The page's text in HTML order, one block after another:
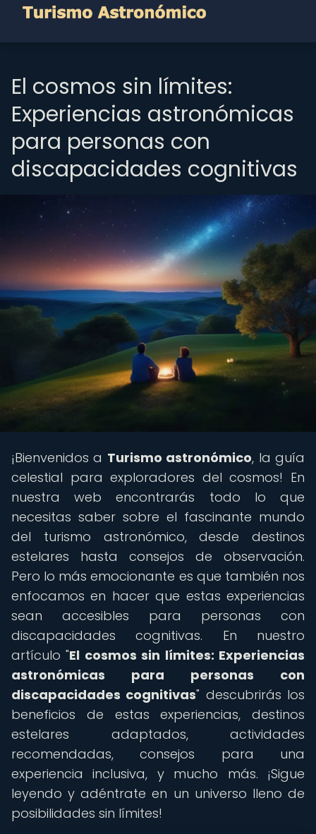
El cosmos sin límites:
Experiencias astronómicas
para personas con
discapacidades cognitivas
¡Bienvenidos a Turismo astronómico, la guía
celestial para exploradores del cosmos! En
nuestra web encontrarás todo lo que
necesitas saber sobre el fascinante mundo
del turismo astronómico, desde destinos
estelares hasta consejos de observación.
Pero lo más emocionante es que también nos
enfocamos en hacer que estas experiencias
sean accesibles para personas con
discapacidades cognitivas. En nuestro
artículo "El cosmos sin límites: Experiencias
astronómicas para personas con
discapacidades cognitivas" descubrirás los
beneficios de estas experiencias, destinos
estelares adaptados, actividades
recomendadas, consejos para una
experiencia inclusiva, y mucho más. ¡Sigue
leyendo y adéntrate en un universo lleno de
posibilidades sin límites!